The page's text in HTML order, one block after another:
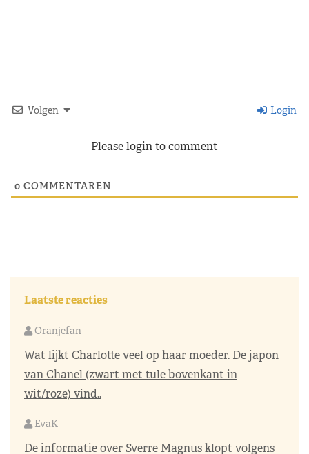
Volgen Login
Please login to comment
0 COMMENTAREN
Laatste reacties
Oranjefan
Wat lijkt Charlotte veel op haar moeder. De japon
van Chanel (zwart met tule bovenkant in
wit/roze) vind..
EvaK
De informatie over Sverre Magnus klopt volgens